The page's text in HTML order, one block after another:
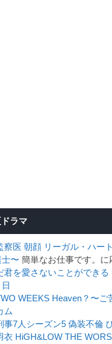
ラマ
察医 朝顔 リーガル・ハー
〜 簡単なお仕事です。に
君を愛さないことができる
WEEKS Heaven？〜ご
ム
事7人シーズン5 偽装不倫
衣 HiGH&LOW THE